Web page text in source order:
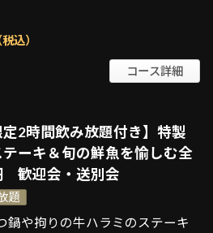
会などにもオススメです♪土曜
時間飲み放題付き※金曜・祝前日
なります。
込）
コース詳細
定2時間飲み放題付き】特製
ーキ＆旬の鮮魚を愉しむ全
歓迎会・送別会
題
鍋や拘りの牛ハラミのステーキ